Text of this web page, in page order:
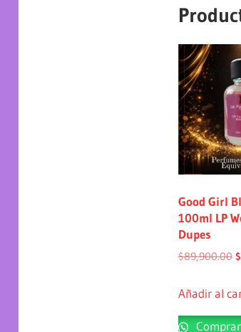
Good Girl
100ml LP
Dupes
$89,900.00 $
Añadir al